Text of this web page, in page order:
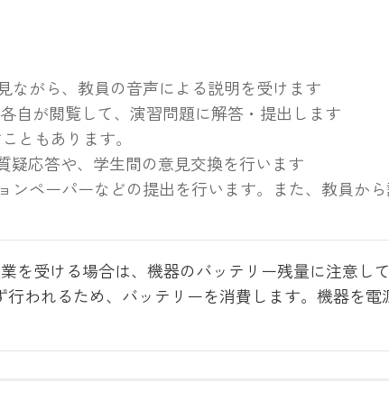
ながら、教員の音声による説明を受けます
自が閲覧して、演習問題に解答・提出します
ともあります。
疑応答や、学生間の意見交換を行います
ンペーパーなどの提出を行います。また、教員か
を受ける場合は、機器のバッテリー残量に注意し
われるため、バッテリーを消費します。機器を電